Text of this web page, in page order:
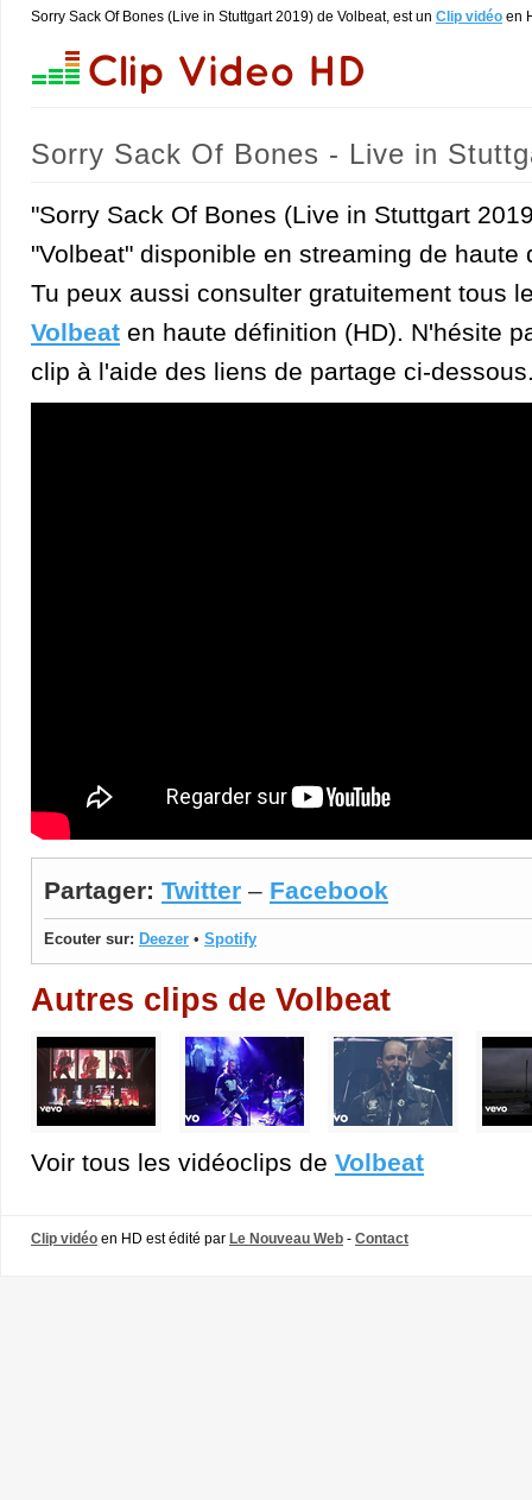
Sorry Sack Of Bones (Live in Stuttgart 2019) de Volbeat, est un Clip vidéo en
Sorry Sack Of Bones - Live in
"Sorry Sack Of Bones (Live in Stuttgart
"Volbeat" disponible en streaming de haute
Tu peux aussi consulter gratuitement tous
Volbeat en haute définition (HD). N'hésite
clip à l'aide des liens de partage ci-
Partager: Twitter – Facebook
Ecouter sur: Deezer • Spotify
Autres clips de Volbeat
Voir tous les vidéoclips de Volbeat
Clip vidéo en HD est édité par Le Nouveau Web - Contact